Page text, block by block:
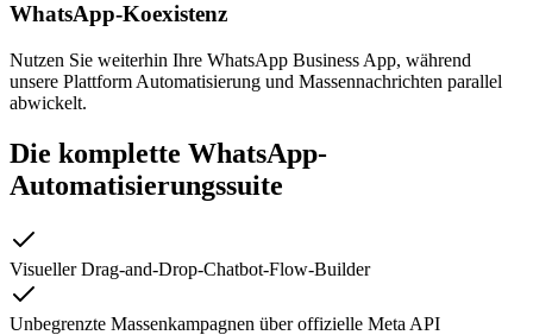
WhatsApp-Koexistenz
Nutzen Sie weiterhin Ihre WhatsApp Business App, während
unsere Plattform Automatisierung und Massennachrichten parallel
abwickelt.
Die komplette WhatsApp-
Automatisierungssuite
Visueller Drag-and-Drop-Chatbot-Flow-Builder
Unbegrenzte Massenkampagnen über offizielle Meta API